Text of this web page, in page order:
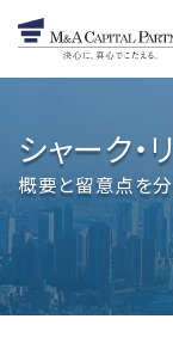
シャーク・
概要と留意点を